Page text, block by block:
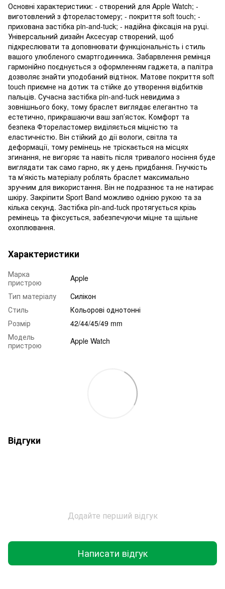
Основні характеристики: - створений для Apple Watch; -
виготовлений з фтореластомеру; - покриття soft touch; -
прихована застібка pin-and-tuck; - надійна фіксація на руці.
Універсальний дизайн Аксесуар створений, щоб
підкреслювати та доповнювати функціональність і стиль
вашого улюбленого смартгодинника. Забарвлення ремінця
гармонійно поєднується з оформленням гаджета, а палітра
дозволяє знайти уподобаний відтінок. Матове покриття soft
touch приємне на дотик та стійке до утворення відбитків
пальців. Сучасна застібка pin-and-tuck невидима з
зовнішнього боку, тому браслет виглядає елегантно та
естетично, прикрашаючи ваш зап’ясток. Комфорт та
безпека Фтореластомер виділяється міцністю та
еластичністю. Він стійкий до дії вологи, світла та
деформації, тому ремінець не тріскається на місцях
згинання, не вигоряє та навіть після тривалого носіння буде
виглядати так само гарно, як у день придбання. Гнучкість
та м’якість матеріалу роблять браслет максимально
зручним для використання. Він не подразнює та не натирає
шкіру. Закріпити Sport Band можливо однією рукою та за
кілька секунд. Застібка pin-and-tuck протягується крізь
ремінець та фіксується, забезпечуючи міцне та щільне
охоплювання.
Характеристики
Марка
пристрою
Apple
Тип матеріалу
Силікон
Стиль
Кольорові однотонні
Розмір
42/44/45/49 mm
Модель
пристрою
Apple Watch
Відгуки
Додайте перший відгук
Написати відгук